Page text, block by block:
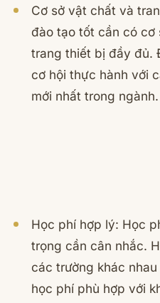
Cơ sở vật chất và
đào tạo tốt cần có cơ
trang thiết bị đầy đủ.
cơ hội thực hành với
mới nhất trong ngành.
Học phí hợp lý: Học
trọng cần cân nhắc.
các trường khác
học phí phù hợp với